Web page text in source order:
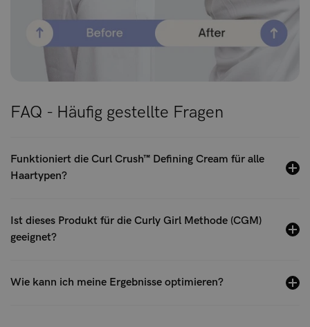
FAQ - Häufig gestellte Fragen
Funktioniert die Curl Crush™ Defining Cream für alle
Haartypen?
Ist dieses Produkt für die Curly Girl Methode (CGM)
geeignet?
Wie kann ich meine Ergebnisse optimieren?